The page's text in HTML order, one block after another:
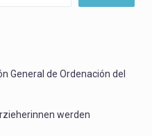
General de Ordenación del
werden